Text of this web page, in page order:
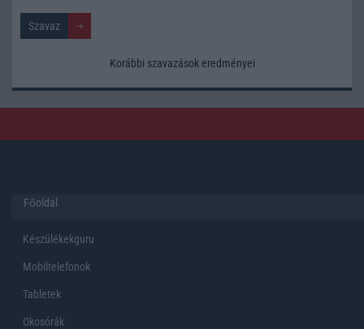
Korábbi szavazások eredményei
Főoldal
Készülékekguru
Mobiltelefonok
Tabletek
Okosórák